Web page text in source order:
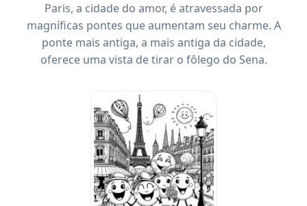
Paris, a cidade do amor, é atravessada por
magníficas pontes que aumentam seu charme. A
ponte mais antiga, a mais antiga da cidade,
oferece uma vista de tirar o fôlego do Sena.